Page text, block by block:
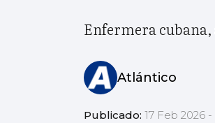
Enfermera cubana,
Atlántico
Publicado: 17 Feb 2026